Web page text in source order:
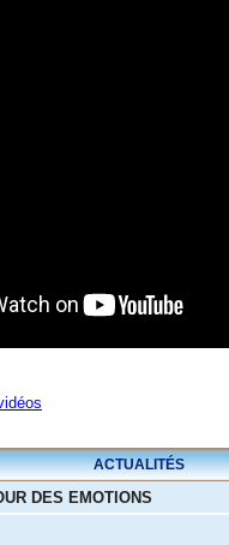
ACTUALITÉS
DES EMOTIONS